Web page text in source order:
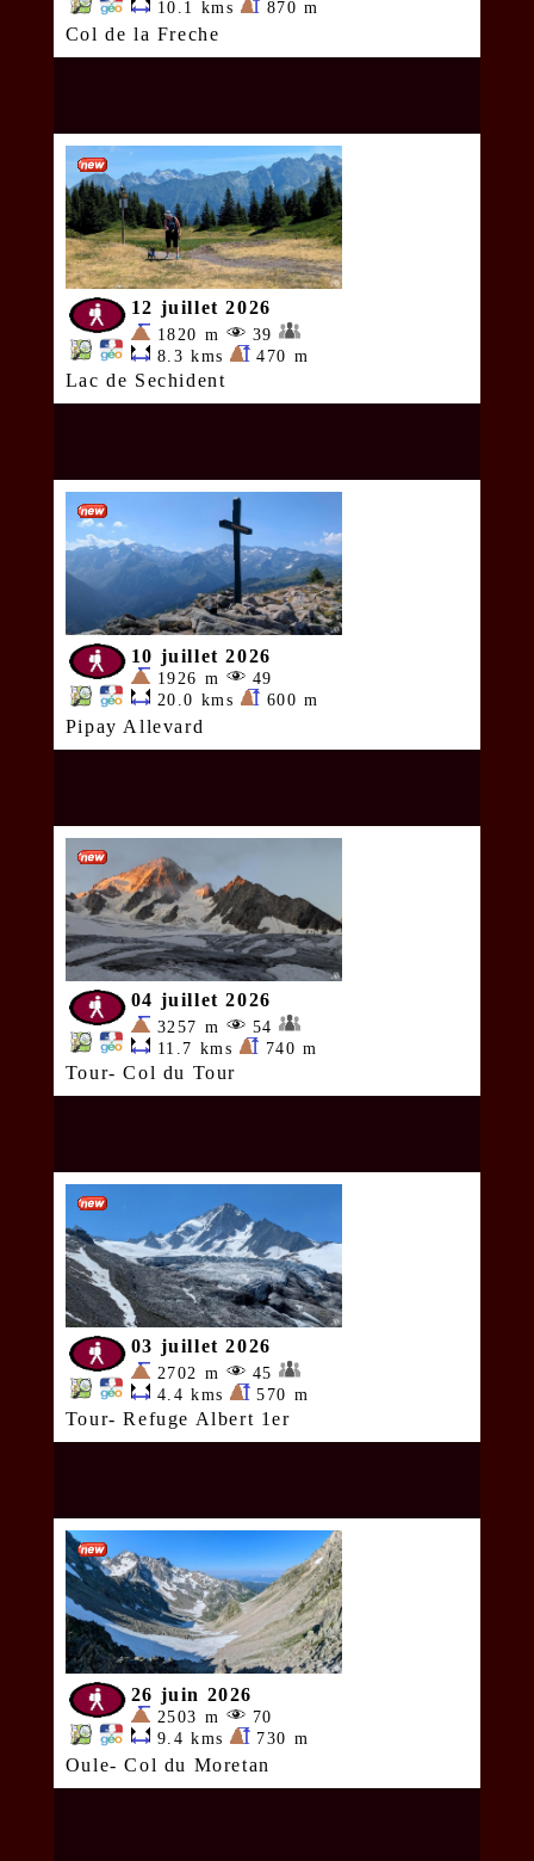
10.1 kms 870 m
Col de la Freche
12 juillet 2026
1820 m
39
8.3 kms
470 m
Lac de Sechident
10 juillet 2026
1926 m
49
20.0 kms
600 m
Pipay Allevard
04 juillet 2026
3257 m
54
11.7 kms
740 m
Tour- Col du Tour
03 juillet 2026
2702 m
45
4.4 kms
570 m
Tour- Refuge Albert 1er
26 juin 2026
2503 m
70
9.4 kms
730 m
Oule- Col du Moretan